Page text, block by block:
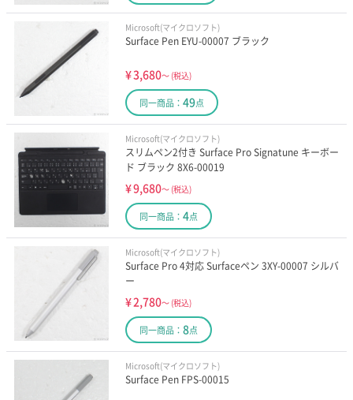
Microsoft(マイクロソフト)
Surface Pen EYU-00007 ブラック
¥3,680～ (税込)
同一商品： 49点
Microsoft(マイクロソフト)
スリムペン2付き Surface Pro Signatune キーボー
ド ブラック 8X6-00019
¥9,680～ (税込)
同一商品： 4点
Microsoft(マイクロソフト)
Surface Pro 4対応 Surfaceペン 3XY-00007 シルバ
ー
¥2,780～ (税込)
同一商品： 8点
Microsoft(マイクロソフト)
Surface Pen FPS-00015